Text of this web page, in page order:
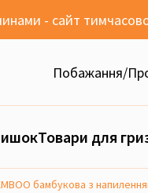
- сайт
Побажання/
Товари для
бамбукова з